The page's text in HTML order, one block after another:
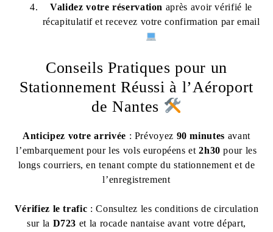
Validez votre réservation après avoir vérifié le
récapitulatif et recevez votre confirmation par email
Conseils Pratiques pour un
Stationnement Réussi à l’Aéroport
de Nantes
Anticipez votre arrivée : Prévoyez 90 minutes avant
l’embarquement pour les vols européens et2h30 pour les
longs courriers, en tenant compte du stationnement et de
l’enregistrement
Vérifiez le trafic : Consultez les conditions de circulation
sur la D723 et la rocade nantaise avant votre départ,